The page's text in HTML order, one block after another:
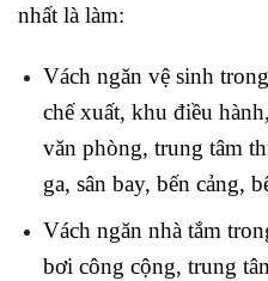
nhất là làm:
Vách ngăn vệ sinh
chế xuất, khu điều
văn phòng, trung tâm
ga, sân bay, bến cảng,
Vách ngăn nhà tắm
bơi công cộng, trung